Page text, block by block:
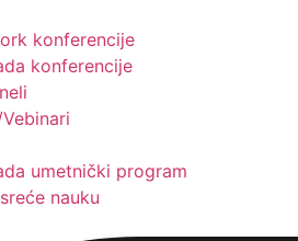
konferencije
konferencije
umetnički program
nauku